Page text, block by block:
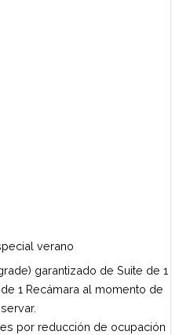
verano
garantizado de Suite de 1
1 Recámara al momento de
por reducción de ocupación